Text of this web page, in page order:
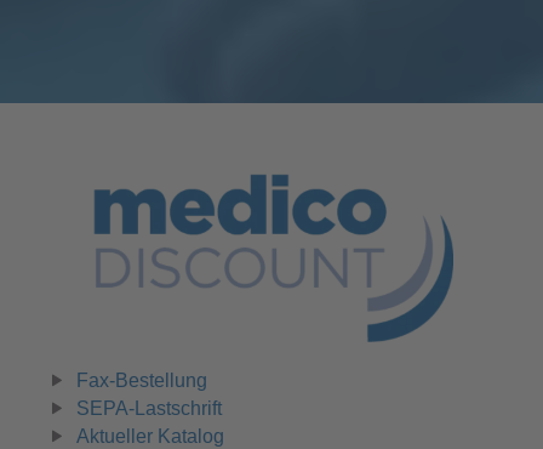
Fax-Bestellung
SEPA-Lastschrift
Aktueller Katalog